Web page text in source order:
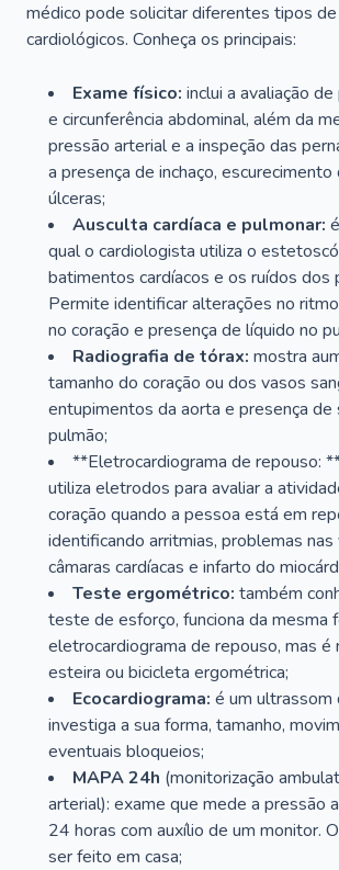
médico pode solicitar diferentes tipos
cardiológicos. Conheça os principais:
Exame físico: inclui a avaliação
e circunferência abdominal, além da
pressão arterial e a inspeção das
a presença de inchaço,
úlceras;
Ausculta cardíaca e pulmonar:
qual o cardiologista utiliza o
batimentos cardíacos e os ruídos dos
Permite identificar alterações no
no coração e presença de líquido no
Radiografia de tórax: mostra
tamanho do coração ou dos vasos
entupimentos da aorta e presença de
pulmão;
**Eletrocardiograma de repouso:
utiliza eletrodos para avaliar a
coração quando a pessoa está em
identificando arritmias, problemas nas
câmaras cardíacas e infarto do
Teste ergométrico: também
teste de esforço, funciona da mesma
eletrocardiograma de repouso, mas é
esteira ou bicicleta ergométrica;
Ecocardiograma: é um ultrassom
investiga a sua forma, tamanho,
eventuais bloqueios;
MAPA 24h (monitorização
arterial): exame que mede a pressão
24 horas com auxílio de um monitor.
ser feito em casa;